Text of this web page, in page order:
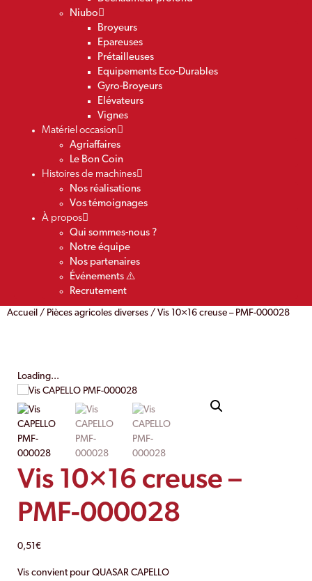
Niubo
Broyeurs
Epareuses
Prétailleuses
Equipements Eco-Durables
Gyro-Broyeurs
Elévateurs
Vignes
Matériel occasion
Agriaffaires
Le Bon Coin
Histoires de machines
Nos réalisations
Vos témoignages
À propos
Qui sommes-nous ?
Notre équipe
Nos partenaires
Événements ⚠️
Recrutement
Accueil / Pièces agricoles diverses / Vis 10×16 creuse – PMF-000028
Loading...
Vis 10×16 creuse –
PMF-000028
0,51 €
Vis convient pour QUASAR CAPELLO